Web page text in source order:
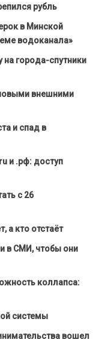
рубль
в Минской
водоканала»
на города-спутники
внешними
и спад в
и .рф: доступ
с 26
а кто отстаёт
в СМИ, чтобы они
коллапса:
системы
вошел